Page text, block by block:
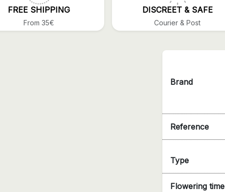
FREE SHIPPING
From 35€
DISCREET & SAFE
Courier & Post
Brand
Reference
Type
Flowering time